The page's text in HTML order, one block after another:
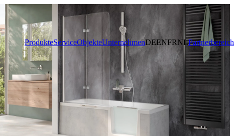
ProdukteServiceObjekteUnternehmenDEENFRNLPartnerbereich